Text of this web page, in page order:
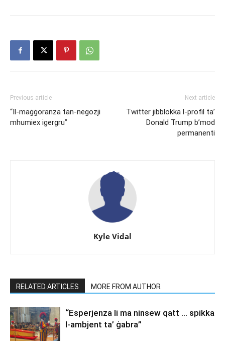
Previous article
“Il-maġġoranza tan-negozji
mhumiex igergru”
Next article
Twitter jibblokka l-profil ta’
Donald Trump b’mod
permanenti
Kyle Vidal
RELATED ARTICLES MORE FROM AUTHOR
“Esperjenza li ma ninsew qatt … spikka
l-ambjent ta’ ġabra”